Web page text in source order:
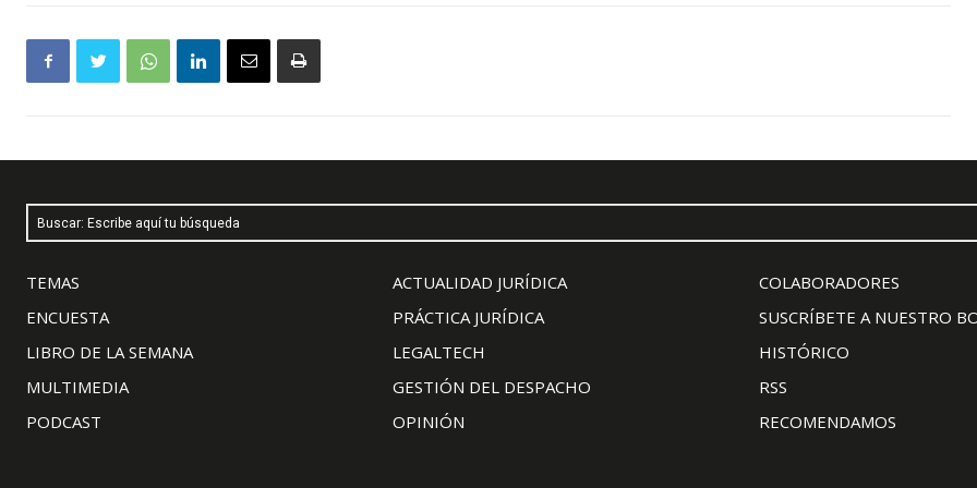
Buscar: Escribe aquí tu búsqueda
TEMAS
ENCUESTA
LIBRO DE LA SEMANA
MULTIMEDIA
PODCAST
ACTUALIDAD JURÍDICA
PRÁCTICA JURÍDICA
LEGALTECH
GESTIÓN DEL DESPACHO
OPINIÓN
COLABORADORES
SUSCRÍBETE A NUESTRO
HISTÓRICO
RSS
RECOMENDAMOS